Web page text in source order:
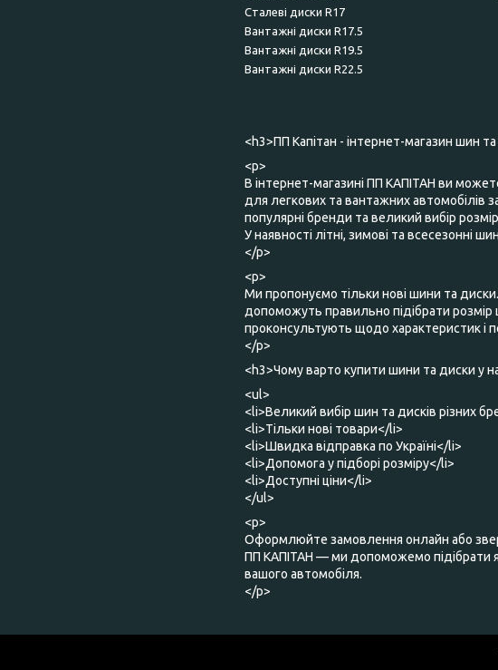
Сталеві диски R17
Вантажні диски R17.5
Вантажні диски R19.5
Вантажні диски R22.5
<h3>ПП Капітан - інтернет-магазин шин
<p>
В інтернет-магазині ПП КАПІТАН ви
для легкових та вантажних автомобілів
популярні бренди та великий вибір
У наявності літні, зимові та всесезонні
</p>
<p>
Ми пропонуємо тільки нові шини та
допоможуть правильно підібрати
проконсультують щодо характеристик і
</p>
<h3>Чому варто купити шини та диски у
<ul>
<li>Великий вибір шин та дисків різних
<li>Тільки нові товари</li>
<li>Швидка відправка по Україні</li>
<li>Допомога у підборі розміру</li>
<li>Доступні ціни</li>
</ul>
<p>
Оформлюйте замовлення онлайн або
ПП КАПІТАН — ми допоможемо підібрати
вашого автомобіля.
</p>